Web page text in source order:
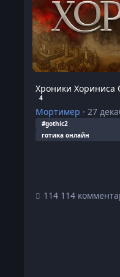
Хроники
4
Мортимер · 27
#gothic2
готика онлайн
114